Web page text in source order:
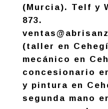
(Murcia). Telf y
873.
(taller en
mecánico en
concesionario
y pintura en
segunda mano